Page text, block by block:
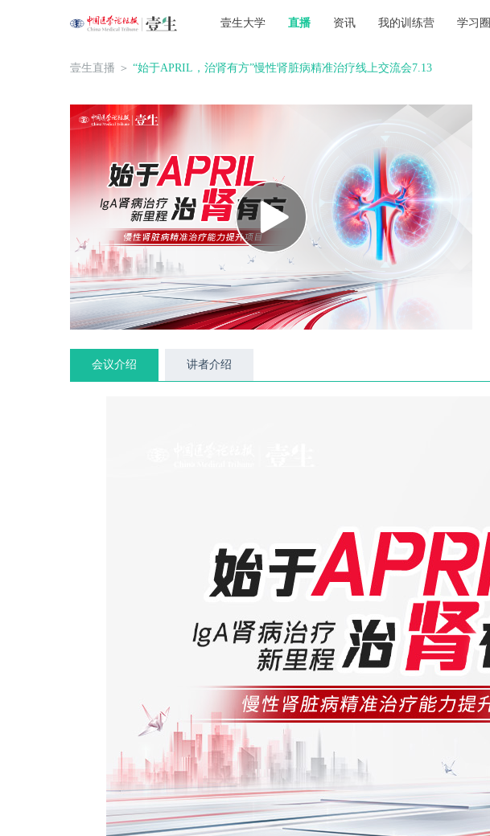
壹生大学 直播 资讯 我的训练营 学习圈
壹生直播 ＞ “始于APRIL，治肾有方”慢性肾脏病精准治疗线上交流会7.13
会议介绍 讲者介绍